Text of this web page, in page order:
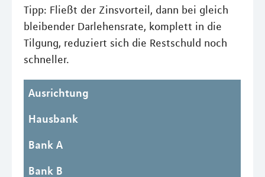
Tipp: Fließt der Zinsvorteil, dann bei gleich
bleibender Darlehensrate, komplett in die
Tilgung, reduziert sich die Restschuld noch
schneller.
Ausrichtung
Hausbank
Bank A
Bank B